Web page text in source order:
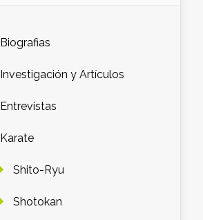
Biografias
Investigación y Artículos
Entrevistas
Karate
Shito-Ryu
Shotokan